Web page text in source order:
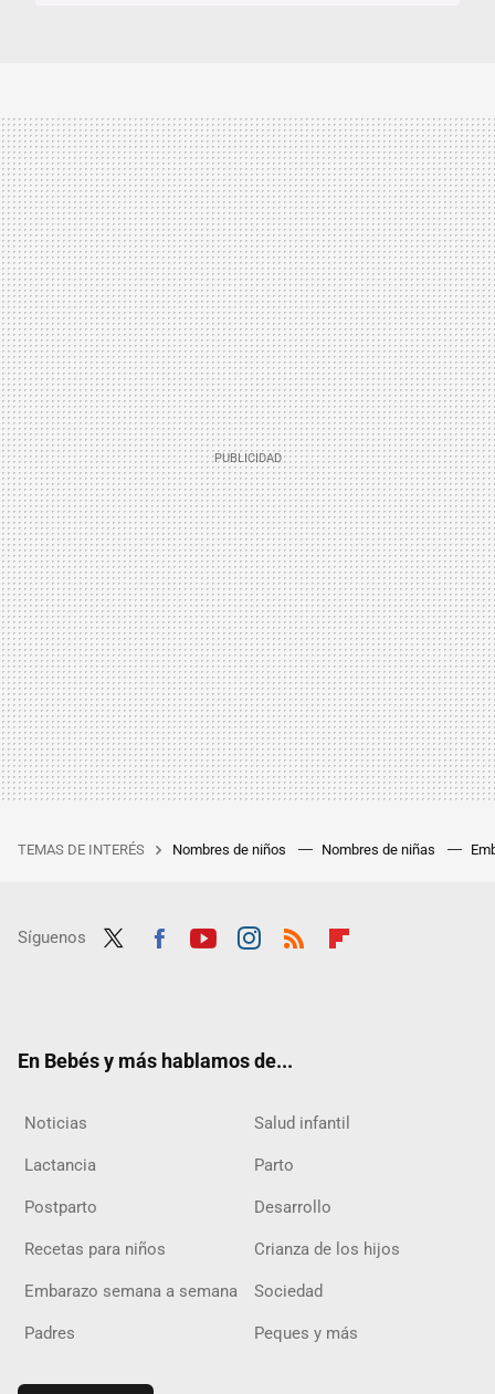
TEMAS DE INTERÉS Nombres de niños Nombres de niñas
Síguenos
En Bebés y más hablamos de...
Noticias Salud infantil
Lactancia Parto
Postparto Desarrollo
Recetas para niños Crianza de los hijos
Embarazo semana a semana Sociedad
Padres Peques y más